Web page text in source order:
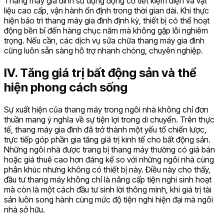
liệu cao cấp, vận hành ổn định trong thời gian dài. Khi thực
hiện bảo trì thang máy gia đình định kỳ, thiết bị có thể hoạt
động bền bỉ đến hàng chục năm mà không gặp lỗi nghiêm
trọng. Nếu cần, các dịch vụ sửa chữa thang máy gia đình
cũng luôn sẵn sàng hỗ trợ nhanh chóng, chuyên nghiệp.
IV. Tăng giá trị bất động sản và thể
hiện phong cách sống
Sự xuất hiện của thang máy trong ngôi nhà không chỉ đơn
thuần mang ý nghĩa về sự tiện lợi trong di chuyển. Trên thực
tế, thang máy gia đình đã trở thành một yếu tố chiến lược,
trực tiếp góp phần gia tăng giá trị kinh tế cho bất động sản.
Những ngôi nhà được trang bị thang máy thường có giá bán
hoặc giá thuê cao hơn đáng kể so với những ngôi nhà cùng
phân khúc nhưng không có thiết bị này. Điều này cho thấy,
đầu tư thang máy không chỉ là nâng cấp tiện nghi sinh hoạt
mà còn là một cách đầu tư sinh lời thông minh, khi giá trị tài
sản luôn song hành cùng mức độ tiện nghi hiện đại mà ngôi
nhà sở hữu.